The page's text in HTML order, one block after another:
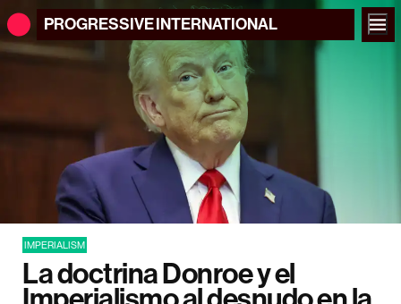
PROGRESSIVEINTERNATIONAL
IMPERIALISM
La doctrina Donroe y el